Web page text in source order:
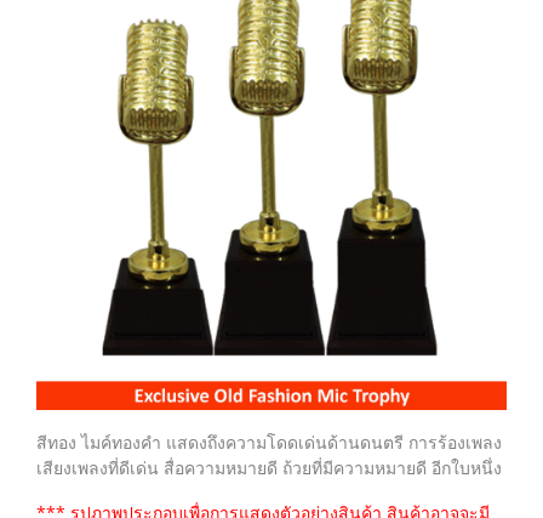
สีทอง ไมค์ทองคำ แสดงถึงความโดดเด่นด้านดนตรี การร้องเพลง
เสียงเพลงที่ดีเด่น สื่อความหมายดี ถ้วยที่มีความหมายดี อีกใบหนึ่ง
*** รูปภาพประกอบเพื่อการแสดงตัวอย่างสินค้า สินค้าอาจจะมี